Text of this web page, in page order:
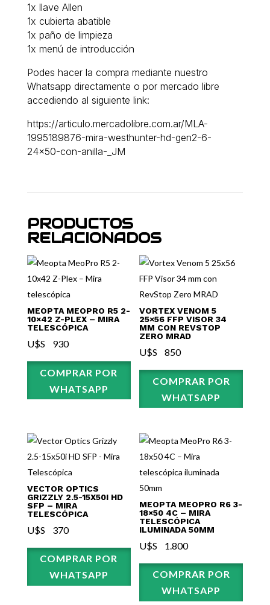
1x llave Allen
1x cubierta abatible
1x paño de limpieza
1x menú de introducción
Podes hacer la compra mediante nuestro
Whatsapp directamente o por mercado libre
accediendo al siguiente link:
https://articulo.mercadolibre.com.ar/MLA-
1995189876-mira-westhunter-hd-gen2-6-
24×50-con-anilla-_JM
PRODUCTOS
RELACIONADOS
MEOPTA MEOPRO R5 2-
10×42 Z-PLEX – MIRA
TELESCÓPICA
U$S⠀ 930
COMPRAR POR
WHATSAPP
VORTEX VENOM 5
25×56 FFP VISOR 34
MM CON REVSTOP
ZERO MRAD
U$S⠀850
COMPRAR POR
WHATSAPP
VECTOR OPTICS
GRIZZLY 2.5-15X50I HD
SFP – MIRA
TELESCÓPICA
U$S⠀ 370
COMPRAR POR
WHATSAPP
MEOPTA MEOPRO R6 3-
18×50 4C – MIRA
TELESCÓPICA
ILUMINADA 50MM
U$S⠀ 1.800
COMPRAR POR
WHATSAPP